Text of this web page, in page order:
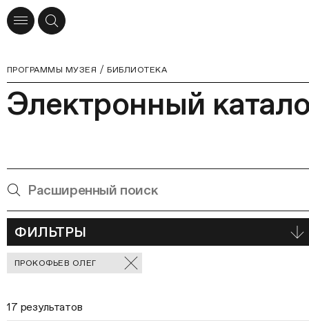
ПРОГРАММЫ МУЗЕЯ БИБЛИОТЕКА
Электронный
ФИЛЬТРЫ
Отмеченные
фильтры
ПРОКОФЬЕВ ОЛЕГ
17 результатов